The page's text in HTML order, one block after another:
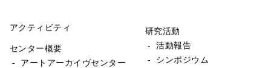
アクティビティ
センター概要
- アートアーカイヴセンター
研究活動
- 活動報告
- シンポジウム